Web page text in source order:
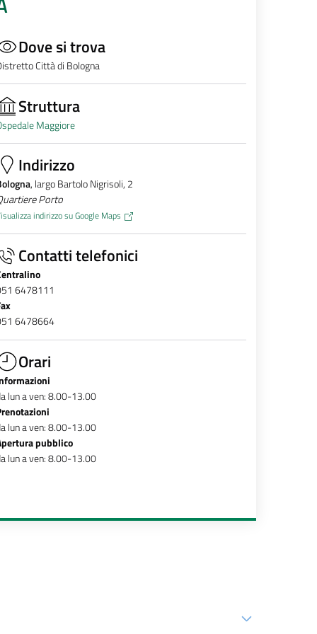
Dove si trova
Città di Bologna
Struttura
Maggiore
Indirizzo
, largo Bartolo Nigrisoli, 2
Porto
indirizzo su Google Maps
Contatti telefonici
6478111
6478664
Orari
lun a ven: 8.00-13.00
lun a ven: 8.00-13.00
pubblico
lun a ven: 8.00-13.00